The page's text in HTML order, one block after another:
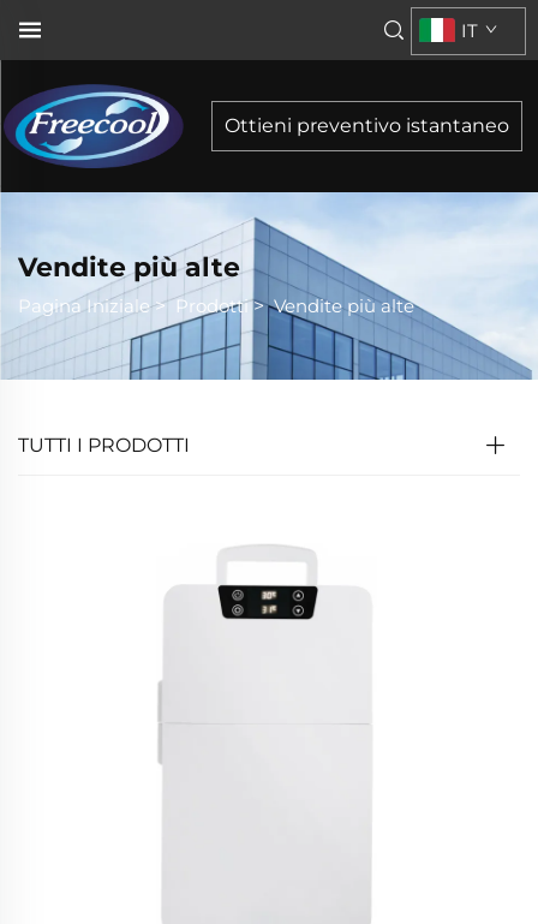
IT
Ottieni preventivo istantaneo
Vendite più alte
Pagina Iniziale>Prodotti>Vendite più alte
TUTTI I PRODOTTI